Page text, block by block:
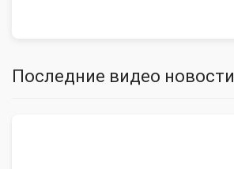
Последние видео новости